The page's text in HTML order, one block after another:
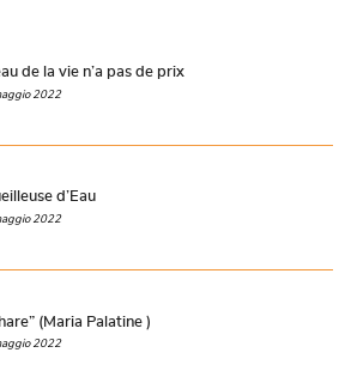
de la vie n’a pas de prix
2022
d’Eau
2022
(Maria Palatine )
2022